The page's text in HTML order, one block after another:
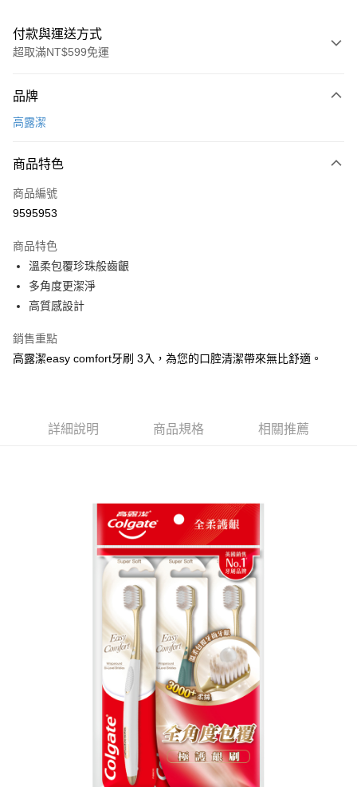
付款與運送方式
超取滿NT$599免運
信用卡一次付款
LINE Pay
Apple Pay
悠遊付
Google Pay
AFTEE先享後付
相關說明
AFTEE先享後付是「在收到商品之後才付款」的支付方式。 讓您購物簡單
３．安心：先確認商品／服務後，再付款。
３．收到繳費通知簡訊後14天內，點擊此簡訊中的連結，可透過四大超商／
ATM／網路銀行／等多元方式進行付款，方視為交易完成。
※ 請注意：結帳手續完成當下不需立刻繳費，但若您需要取消訂單，請聯絡
購買商品的店家。未經商家同意取消之訂單仍視為有效，需透過AFTEE先享
※ 交易是否成功請以「AFTEE先享後付 」之結帳頁面顯示為準，若有關於
是否繳費成功／繳費後需取消欲退款等相關疑問，請聯繫「AFTEE先享後付
https://netprotections.freshdesk.com/support/home
１．透過由恩沛科技股份有限公司提供之「AFTEE先享後付」服務完成之交
易，需依本服務之必要範圍內提供個人資料，並將交易相關給付款項請求債
權轉讓予恩沛科技股份有限公司。
２．關於個人資料處理事宜，請瀏覽以下網址：
https://aftee.tw/terms/#terms3
３．未成年的使用者請事先徵得法定代理人或監護人之同意方可使用
「AFTEE先享後付」，若未經同意申辦者引起之損失，本公司不負相關責
４．使用「AFTEE先享後付」時，將依據個別帳號之用戶狀況，依本公司即
時審查核予不同之上限額度；若仍有額度不足之情形，本公司將視審查結果
ATM付款
全家取貨付款
每筆NT$60，滿NT$599(含以上)免運費
每筆NT$60，滿NT$599(含以上)免運費
每筆NT$120，滿NT$899(含以上)免運費
品牌
高露潔
商品特色
商品編號
9595953
商品特色
溫柔包覆珍珠般齒齦
多角度更潔淨
高質感設計
銷售重點
高露潔easy comfort牙刷 3入，為您的口腔清潔帶來無比舒適。
詳細說明 商品規格 相關推薦